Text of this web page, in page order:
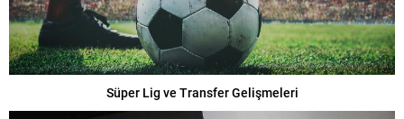
Süper Lig ve Transfer Gelişmeleri